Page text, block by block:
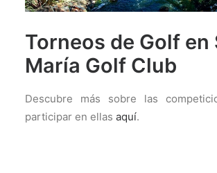
Torneos de Golf en
María Golf Club
Descubre más sobre las
participar en ellas aquí.